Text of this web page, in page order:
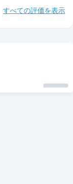
すべての評価を表示